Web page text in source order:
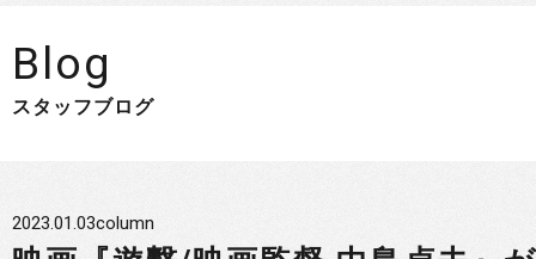
Blog
スタッフブログ
2023.01.03column